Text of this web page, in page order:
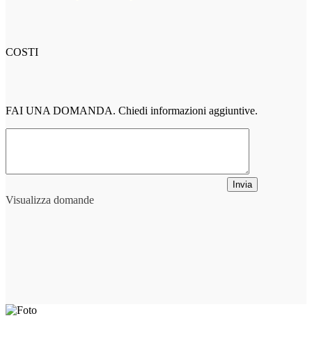
COSTI
FAI UNA DOMANDA. Chiedi informazioni aggiuntive.
Visualizza domande
Invia